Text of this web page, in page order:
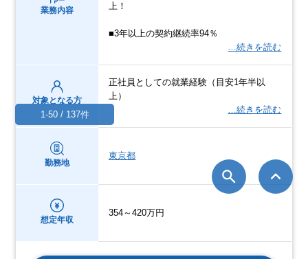
業務内容
上！
■3年以上の契約継続率94％
…続きを読む
対象となる方
正社員としての就業経験（目安1年半以
上）
…続きを読む
勤務地
東京都
想定年収
354～420万円
1-50 / 137件